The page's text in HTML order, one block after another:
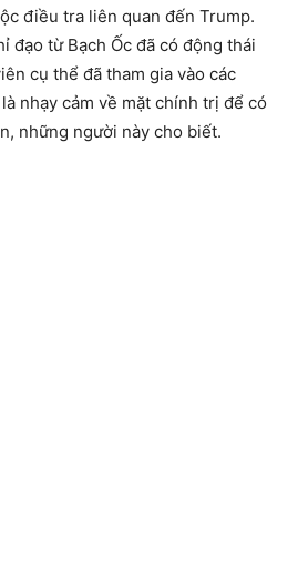
điều tra liên quan đến Trump.
đạo từ Bạch Ốc đã có động thái
cụ thể đã tham gia vào các
nhạy cảm về mặt chính trị để có
những người này cho biết.